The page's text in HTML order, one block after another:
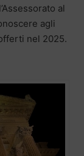
al
agli
nel 2025.